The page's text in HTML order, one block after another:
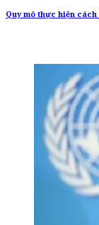
Quy mô thực hiện